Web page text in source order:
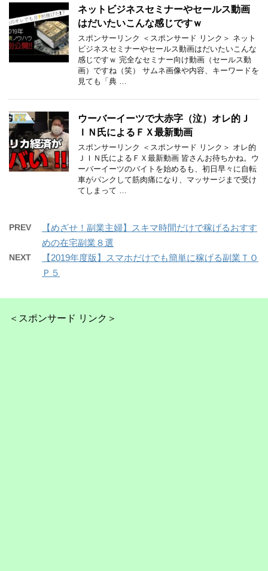
ネットビジネスセミナーやセールス動画
はだいたいこんな感じですｗ
スポンサーリンク ＜スポンサード リンク＞ ネット
ビジネスセミナーやセールス動画はだいたいこんな
感じですｗ 完全なセミナー向け動画（セールス動
画）ですね（笑） サムネ画像や内容、キーワードを
見ても「典 …
ウーバーイーツで大赤字（泣）オレ的Ｊ
ＩＮ氏によるＦＸ最新動画
スポンサーリンク ＜スポンサード リンク＞ オレ的
ＪＩＮ氏によるＦＸ最新動画 皆さんお待ちかね。ウ
ーバーイーツのバイトを始めるも、初日早々に自転
車がパンクして筋肉痛になり、マッサージまで受け
てしまって …
PREV
【めざせ！副業主婦】スキマ時間だけで稼げるおすす
めの在宅副業８選
NEXT
【2019年度版】スマホだけでも簡単に稼げる副業ＴＯ
Ｐ５
＜スポンサード リンク＞